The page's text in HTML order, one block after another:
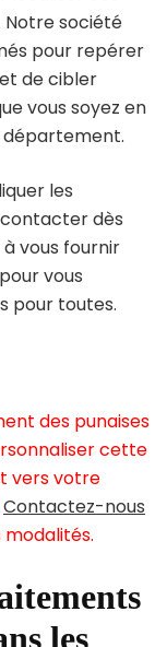
société
pour repérer
de cibler
vous soyez en
département.
les
contacter dès
vous fournir
vous
pour toutes.
des punaises
cette
vers votre
Contactez-nous
les